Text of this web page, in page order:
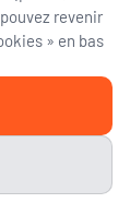
revenir
» en bas
·